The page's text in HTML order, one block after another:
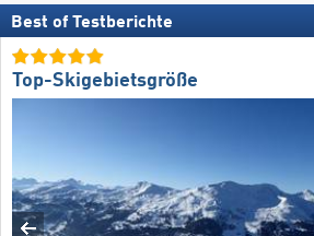
Best of Testberichte
Top-Skigebietsgröße